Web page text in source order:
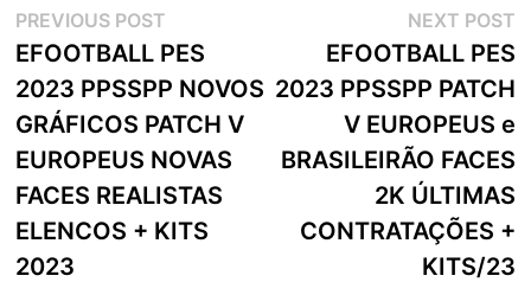
Navegação
de
artigos
PREVIOUS POSTPrevious
post:
EFOOTBALL PES
2023 PPSSPP NOVOS
GRÁFICOS PATCH V
EUROPEUS NOVAS
FACES REALISTAS
ELENCOS + KITS
2023
NEXT POST
EFOOTBALL PES
2023 PPSSPP PATCH
V EUROPEUS e
BRASILEIRÃO FACES
2K ÚLTIMAS
CONTRATAÇÕES +
KITS/23